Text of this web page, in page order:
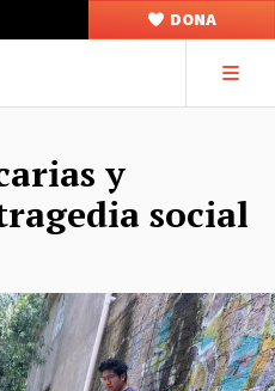
DONA
y
social